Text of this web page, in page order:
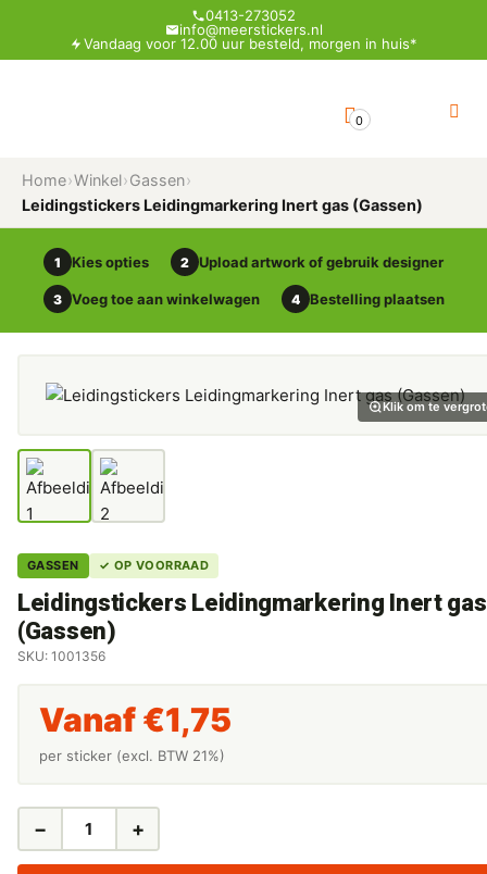
0413-273052
info@meerstickers.nl
Vandaag voor 12.00 uur besteld, morgen in huis*
0
Home›Winkel›Gassen›
Leidingstickers Leidingmarkering Inert gas (Gassen)
1 Kies opties 2 Upload artwork of gebruik designer
3 Voeg toe aan winkelwagen 4 Bestelling plaatsen
Klik om te
GASSEN ✓ OP VOORRAAD
Leidingstickers Leidingmarkering Inert gas
(Gassen)
SKU: 1001356
Vanaf €1,75
per sticker (excl. BTW 21%)
LEIDINGSTICKERS
− +